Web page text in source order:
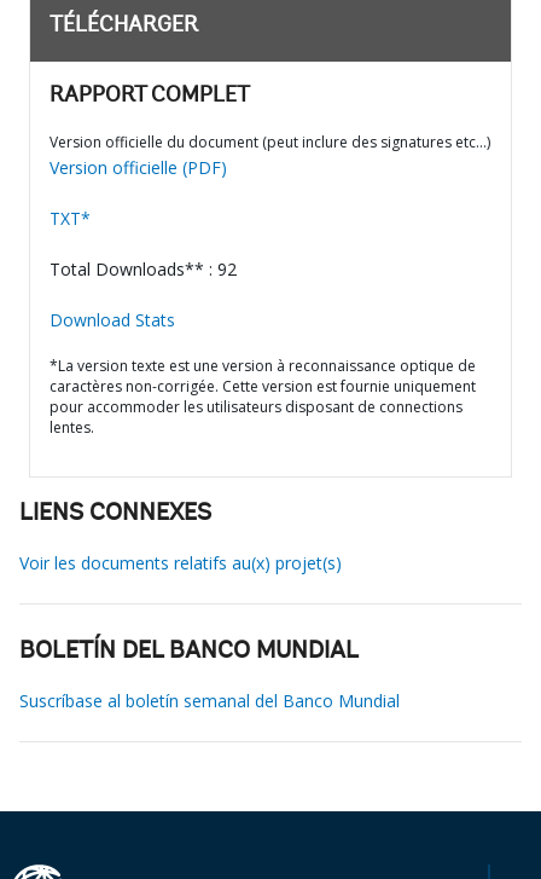
TÉLÉCHARGER
RAPPORT COMPLET
Version officielle du document (peut inclure des signatures etc…)
Version officielle (PDF)
TXT*
Total Downloads** : 92
Download Stats
*La version texte est une version à reconnaissance optique de
caractères non-corrigée. Cette version est fournie uniquement
pour accommoder les utilisateurs disposant de connections
lentes.
LIENS CONNEXES
Voir les documents relatifs au(x) projet(s)
BOLETÍN DEL BANCO MUNDIAL
Suscríbase al boletín semanal del Banco Mundial